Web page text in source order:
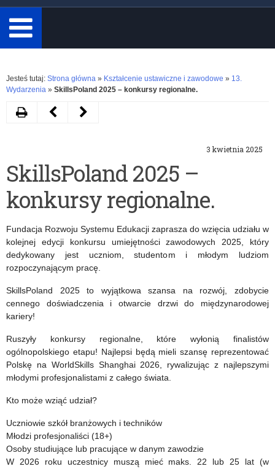
minimum
3
znaki.
Rozwiń
Jesteś tutaj: Strona główna » Kształcenie ustawiczne i zawodowe » 13.
Wydarzenia » SkillsPoland 2025 – konkursy regionalne.
3 kwietnia 2025
SkillsPoland 2025 –
konkursy regionalne.
Fundacja Rozwoju Systemu Edukacji zaprasza do wzięcia udziału w
kolejnej edycji konkursu umiejętności zawodowych 2025, który
dedykowany jest uczniom, studentom i młodym ludziom
rozpoczynającym pracę.
SkillsPoland 2025 to wyjątkowa szansa na rozwój, zdobycie
cennego doświadczenia i otwarcie drzwi do międzynarodowej
kariery!
Ruszyły konkursy regionalne, które wyłonią finalistów
ogólnopolskiego etapu! Najlepsi będą mieli szansę reprezentować
Polskę na WorldSkills Shanghai 2026, rywalizując z najlepszymi
młodymi profesjonalistami z całego świata.
Kto może wziąć udział?
Uczniowie szkół branżowych i techników
Młodzi profesjonaliści (18+)
Osoby studiujące lub pracujące w danym zawodzie
W 2026 roku uczestnicy muszą mieć maks. 22 lub 25 lat (w
DrukujNastępny
pn.
„Tradycja,
technologia
–
współczesna
Poprzedni
Kuratorium
Oświaty
Olsztynie